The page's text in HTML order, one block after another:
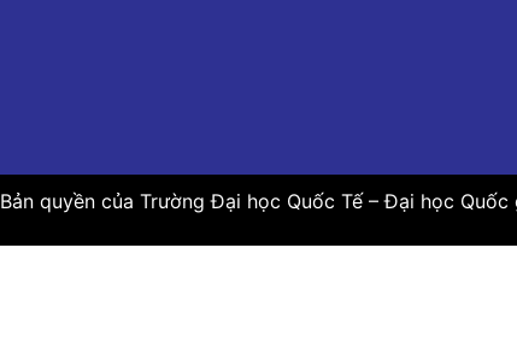
Bản quyền của Trường Đại học Quốc Tế – Đại học Quốc